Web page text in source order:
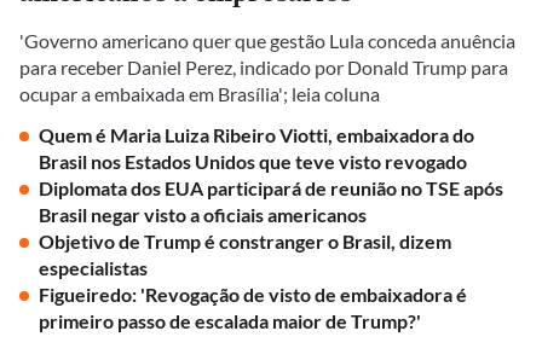
'Governo americano quer que gestão Lula conceda anuência
para receber Daniel Perez, indicado por Donald Trump para
ocupar a embaixada em Brasília'; leia coluna
Quem é Maria Luiza Ribeiro Viotti, embaixadora do
Brasil nos Estados Unidos que teve visto revogado
Diplomata dos EUA participará de reunião no TSE após
Brasil negar visto a oficiais americanos
Objetivo de Trump é constranger o Brasil, dizem
especialistas
Figueiredo: 'Revogação de visto de embaixadora é
primeiro passo de escalada maior de Trump?'